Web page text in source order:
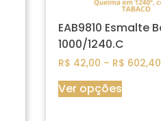
EAB9810 Esmalte
1000/1240.C
R$ 42,00 – R$ 602,40
Ver opções